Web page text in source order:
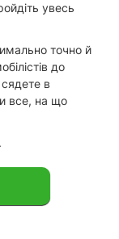
увесь
точно й
до
в
все, на що